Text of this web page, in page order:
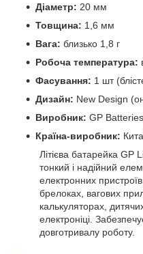
Діаметр: 20 мм
Товщина: 1,6 мм
Вага: близько 1,8 г
Робоча температура:
Фасування: 1 шт
Дизайн: New Design
Виробник: GP Batteries
Країна-виробник:
Літієва батарейка
тонкий і надійний
електронних
брелоках, вагових
калькуляторах,
електроніці.
довготривалу роботу.